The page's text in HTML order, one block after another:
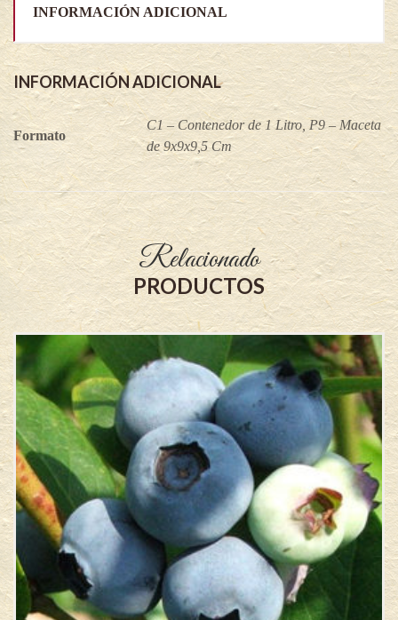
INFORMACIÓN ADICIONAL
INFORMACIÓN ADICIONAL
Formato
C1 – Contenedor de 1 Litro, P9 – Maceta
de 9x9x9,5 Cm
Relacionado
PRODUCTOS